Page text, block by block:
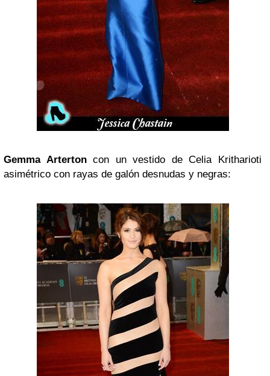
Gemma Artertoncon un vestido deCelia Kritharioti
asimétrico con rayas de galón desnudas y negras: